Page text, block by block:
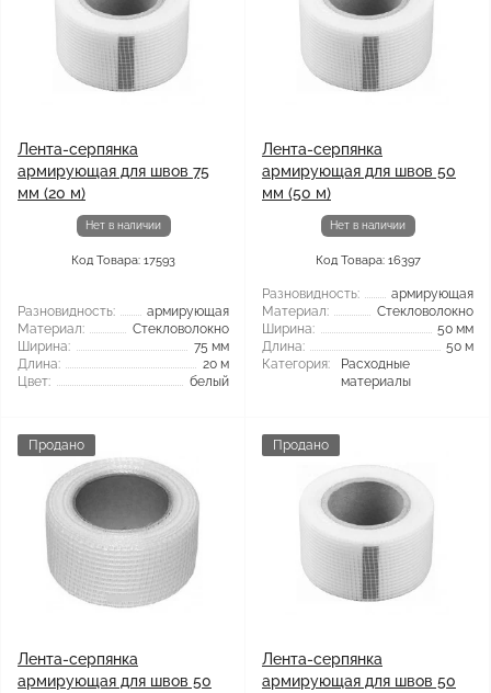
Лента-серпянка
армирующая для швов 75
мм (20 м)
Нет в наличии
Код Товара: 17593
Разновидность:
армирующая
Материал:
Стекловолокно
Ширина:
75 мм
Длина:
20 м
Цвет:
белый
Лента-серпянка
армирующая для швов 50
мм (50 м)
Нет в наличии
Код Товара: 16397
Разновидность:
армирующая
Материал:
Стекловолокно
Ширина:
50 мм
Длина:
50 м
Категория:
Расходные
материалы
Продано
Лента-серпянка
армирующая для швов 50
Продано
Лента-серпянка
армирующая для швов 50